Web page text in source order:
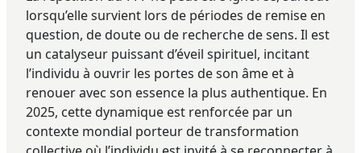
lorsqu’elle survient lors de périodes de remise en
question, de doute ou de recherche de sens. Il est
un catalyseur puissant d’éveil spirituel, incitant
l’individu à ouvrir les portes de son âme et à
renouer avec son essence la plus authentique. En
2025, cette dynamique est renforcée par un
contexte mondial porteur de transformation